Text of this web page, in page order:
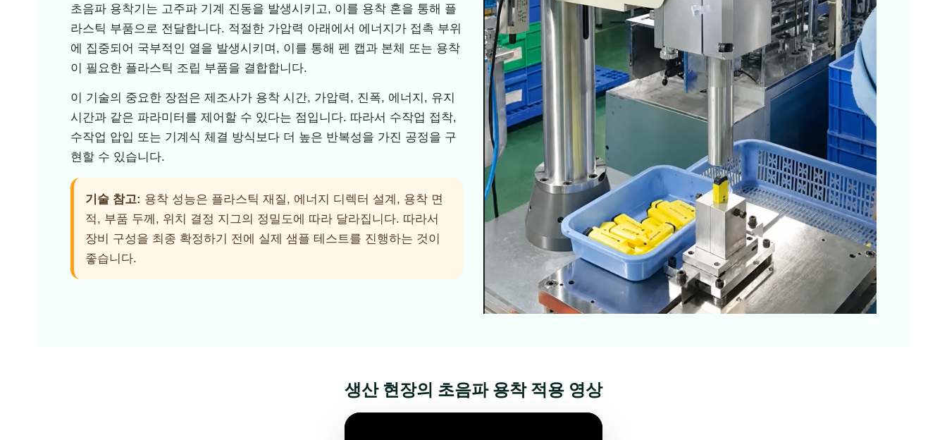
초음파 용착기는 고주파 기계 진동을 발생시키고, 이를 용착 혼을 통해 플
라스틱 부품으로 전달합니다. 적절한 가압력 아래에서 에너지가 접촉 부위
에 집중되어 국부적인 열을 발생시키며, 이를 통해 펜 캡과 본체 또는 용착
이 필요한 플라스틱 조립 부품을 결합합니다.
이 기술의 중요한 장점은 제조사가 용착 시간, 가압력, 진폭, 에너지, 유지
시간과 같은 파라미터를 제어할 수 있다는 점입니다. 따라서 수작업 접착,
수작업 압입 또는 기계식 체결 방식보다 더 높은 반복성을 가진 공정을 구
현할 수 있습니다.
기술 참고: 용착 성능은 플라스틱 재질, 에너지 디렉터 설계, 용착 면
적, 부품 두께, 위치 결정 지그의 정밀도에 따라 달라집니다. 따라서
장비 구성을 최종 확정하기 전에 실제 샘플 테스트를 진행하는 것이
좋습니다.
생산 현장의 초음파 용착 적용 영상